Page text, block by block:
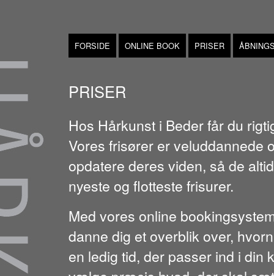
FORSIDE ONLINE BOOK PRISER
PRISER
Hos Hårkunst i Beder får du
Vores frisører er veluddannede
opdatere deres viden, så de
nyeste og flotteste frisurer.
Med vores online
danne dig et overblik over,
en ledig tid, der passer ind i din